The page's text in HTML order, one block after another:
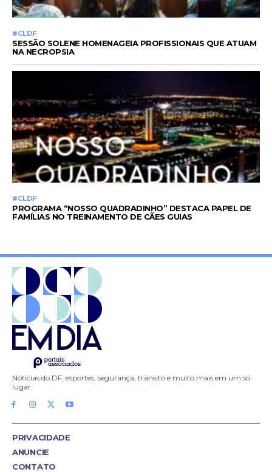
#CLDF
SESSÃO SOLENE HOMENAGEIA PROFISSIONAIS QUE ATUAM
NA NECROPSIA
#CLDF
PROGRAMA “NOSSO QUADRADINHO” DESTACA PAPEL DE
FAMÍLIAS NO TREINAMENTO DE CÃES GUIAS
Notícias do DF, esportes, segurança, trânsito e muito mais em um só
lugar.
PRIVACIDADE
ANUNCIE
CONTATO